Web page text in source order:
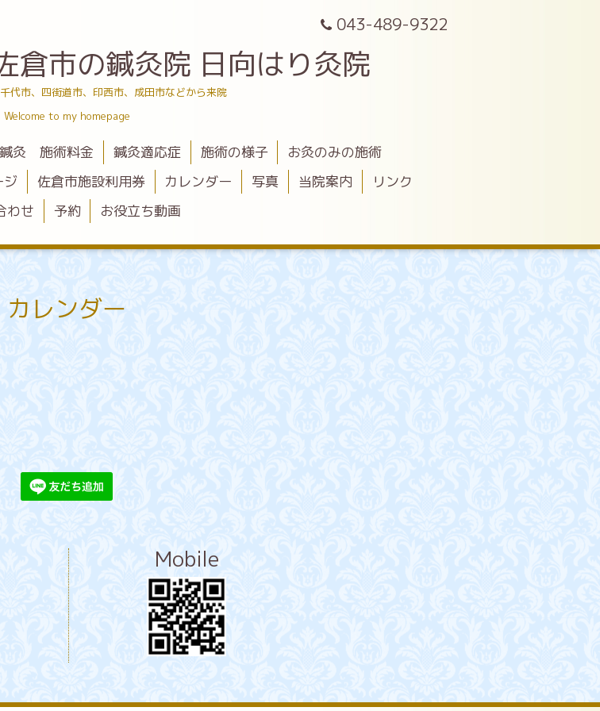
043-489-9322
市の鍼灸院 日向はり灸院
代市、四街道市、印西市、成田市などから来院
Welcome to my homepage
鍼灸 施術料金 鍼灸適応症 施術の様子
お灸のみの施術
ジ 佐倉市施設利用券 カレンダー 写真 当院案内
リンク
わせ
予約 お役立ち動画
カレンダー
Mobile